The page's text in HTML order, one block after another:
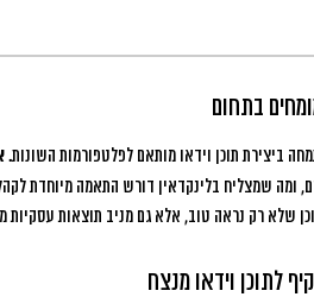
בתחום
ביצירת תוכן וידאו מותאם לפלטפורמות השונות.
ומה שמצליח בלינקדאין דורש התאמה מיוחדת
שלא רק נראה טוב, אלא גם מניב תוצאות עסקיות
לתוכן וידאו מנצח